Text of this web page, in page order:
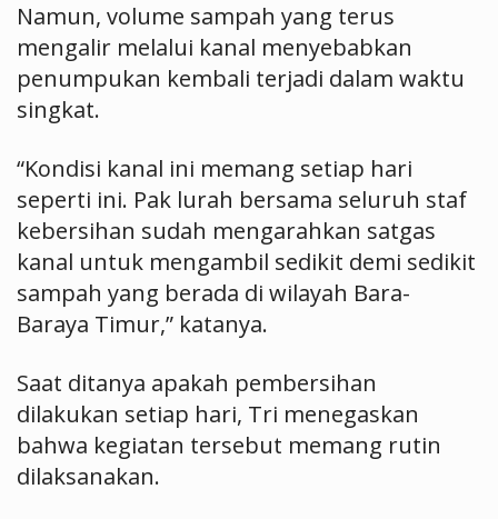
Namun, volume sampah yang terus
mengalir melalui kanal menyebabkan
penumpukan kembali terjadi dalam waktu
singkat.
“Kondisi kanal ini memang setiap hari
seperti ini. Pak lurah bersama seluruh staf
kebersihan sudah mengarahkan satgas
kanal untuk mengambil sedikit demi sedikit
sampah yang berada di wilayah Bara-
Baraya Timur,” katanya.
Saat ditanya apakah pembersihan
dilakukan setiap hari, Tri menegaskan
bahwa kegiatan tersebut memang rutin
dilaksanakan.